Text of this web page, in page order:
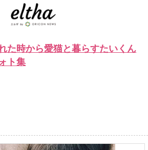
た時から愛猫と暮らすたいくん
ト集